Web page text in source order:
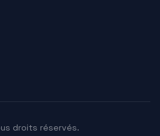
droits réservés.